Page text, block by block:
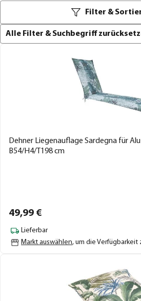
Filter &
Alle Filter & Suchbegriff
Dehner Liegenauflage Sardegna für
B54/H4/T198 cm
49,99 €
Lieferbar
Markt auswählen, um die Verfügbarkeit